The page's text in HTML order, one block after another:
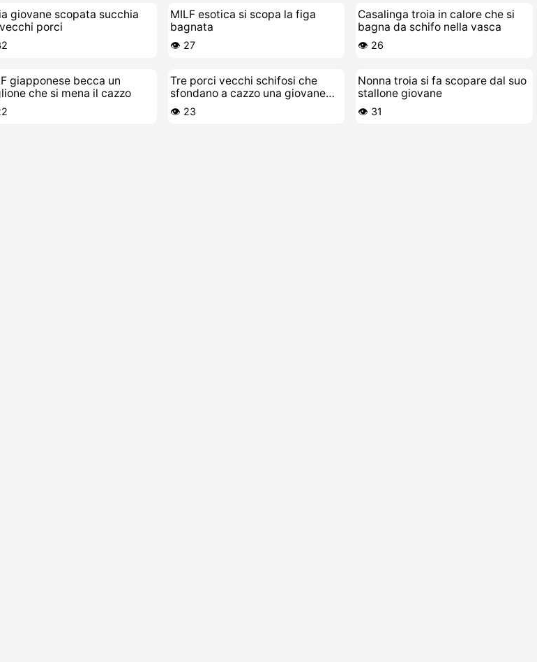
giovane scopata succhia
porci
MILF esotica si scopa la figa
bagnata
👁️ 27
Casalinga troia in calore che si
bagna da schifo nella vasca
👁️ 26
giapponese becca un
che si mena il cazzo
Tre porci vecchi schifosi che
sfondano a cazzo una giovane
troia bollente
👁️ 23
Nonna troia si fa scopare dal suo
stallone giovane
👁️ 31